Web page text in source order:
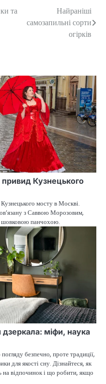
та
Найраніші
самозапильні сорти
огірків
Кузнецького
мосту в Москві.
з Саввою Морозовим,
шовковою панчохою.
міфи, наука
безпечно, проте традиції,
для якості сну. Дізнайтеся, як
на відпочинок і що робити, якщо